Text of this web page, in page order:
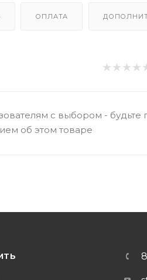
ОПЛАТА
с выбором - будьте
об этом товаре